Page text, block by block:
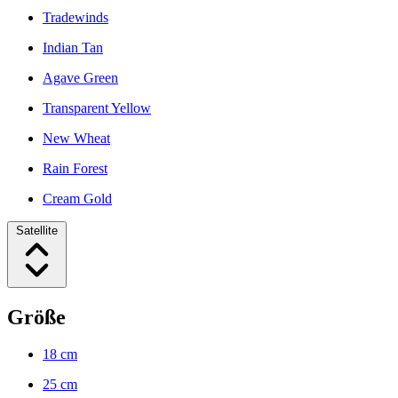
Tradewinds
Indian Tan
Agave Green
Transparent Yellow
New Wheat
Rain Forest
Cream Gold
Satellite
Größe
18 cm
25 cm